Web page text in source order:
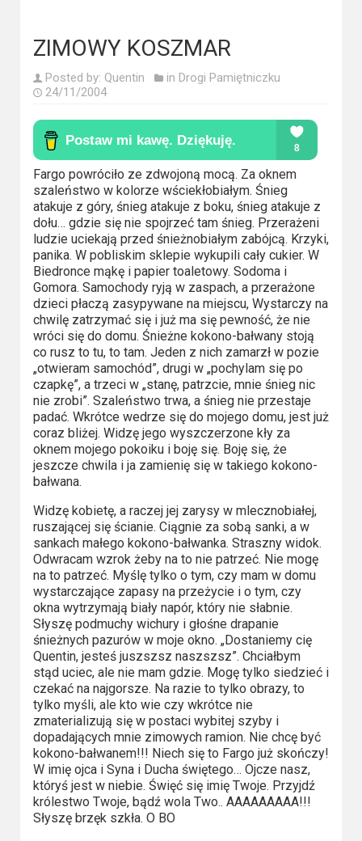
Bollywood
&
s-
Filmy
dokumentalne
Horrory
Kino
azjatyckie
Kino
europejskie
Kino
polskie
Komedie
Korea
Południowa
Filmy
oparte
na
faktach
Thrillery
Streaming
Amazon
Prime
Video
Apple
TV
+
ZIMOWY KOSZMAR
Posted by: Quentin in Drogi Pamiętniczku
24/11/2004
Fargo powróciło ze zdwojoną mocą. Za oknem
szaleństwo w kolorze wściekłobiałym. Śnieg
atakuje z góry, śnieg atakuje z boku, śnieg atakuje z
dołu… gdzie się nie spojrzeć tam śnieg. Przerażeni
ludzie uciekają przed śnieżnobiałym zabójcą. Krzyki,
panika. W pobliskim sklepie wykupili cały cukier. W
Biedronce mąkę i papier toaletowy. Sodoma i
Gomora. Samochody ryją w zaspach, a przerażone
dzieci płaczą zasypywane na miejscu, Wystarczy na
chwilę zatrzymać się i już ma się pewność, że nie
wróci się do domu. Śnieżne kokono-bałwany stoją
co rusz to tu, to tam. Jeden z nich zamarzł w pozie
„otwieram samochód”, drugi w „pochylam się po
czapkę”, a trzeci w „stanę, patrzcie, mnie śnieg nic
nie zrobi”. Szaleństwo trwa, a śnieg nie przestaje
padać. Wkrótce wedrze się do mojego domu, jest już
coraz bliżej. Widzę jego wyszczerzone kły za
oknem mojego pokoiku i boję się. Boję się, że
jeszcze chwila i ja zamienię się w takiego kokono-
bałwana.
Widzę kobietę, a raczej jej zarysy w mlecznobiałej,
ruszającej się ścianie. Ciągnie za sobą sanki, a w
sankach małego kokono-bałwanka. Straszny widok.
Odwracam wzrok żeby na to nie patrzeć. Nie mogę
na to patrzeć. Myślę tylko o tym, czy mam w domu
wystarczające zapasy na przeżycie i o tym, czy
okna wytrzymają biały napór, który nie słabnie.
Słyszę podmuchy wichury i głośne drapanie
śnieżnych pazurów w moje okno. „Dostaniemy cię
Quentin, jesteś juszszsz naszszsz”. Chciałbym
stąd uciec, ale nie mam gdzie. Mogę tylko siedzieć i
czekać na najgorsze. Na razie to tylko obrazy, to
tylko myśli, ale kto wie czy wkrótce nie
zmaterializują się w postaci wybitej szyby i
dopadających mnie zimowych ramion. Nie chcę być
kokono-bałwanem!!! Niech się to Fargo już skończy!
W imię ojca i Syna i Ducha świętego… Ojcze nasz,
któryś jest w niebie. Święć się imię Twoje. Przyjdź
królestwo Twoje, bądź wola Two.. AAAAAAAAA!!!
Słyszę brzęk szkła. O BO